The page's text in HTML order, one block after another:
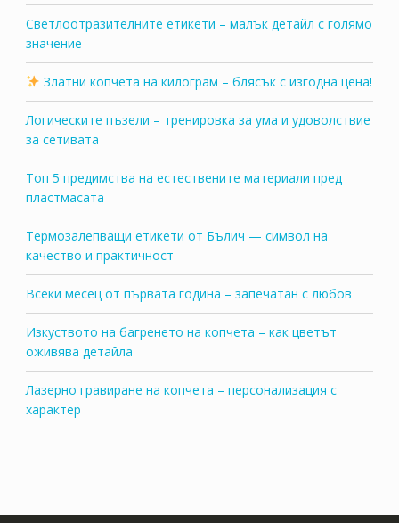
Светлоотразителните етикети – малък детайл с голямо
значение
Златни копчета на килограм – блясък с изгодна цена!
Логическите пъзели – тренировка за ума и удоволствие
за сетивата
Топ 5 предимства на естествените материали пред
пластмасата
Термозалепващи етикети от Бълич — символ на
качество и практичност
Всеки месец от първата година – запечатан с любов
Изкуството на багренето на копчета – как цветът
оживява детайла
Лазерно гравиране на копчета – персонализация с
характер